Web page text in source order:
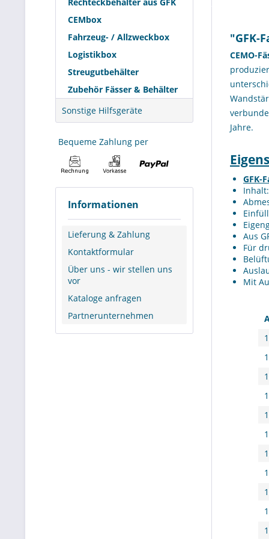
CEMbox
Fahrzeug- / Allzweckbox
Logistikbox
Streugutbehälter
Zubehör Fässer & Behälter
Sonstige Hilfsgeräte
Bequeme Zahlung per
Informationen
Lieferung & Zahlung
Kontaktformular
Über uns - wir stellen uns
vor
Kataloge anfragen
Partnerunternehmen
"GFK-
CEMO-
Jahre.
GFK-
Aus
Für
Mit